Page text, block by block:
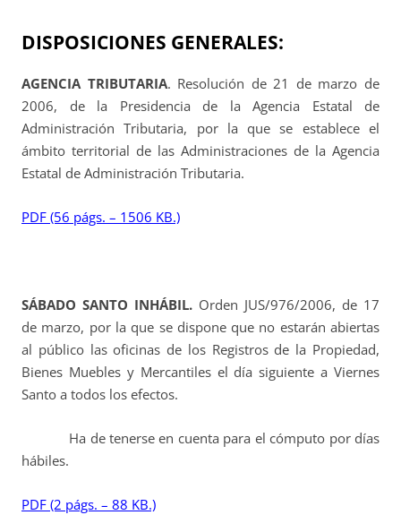
DISPOSICIONES GENERALES:
AGENCIA TRIBUTARIA. Resolución de 21 de marzo de
2006, de la Presidencia de la Agencia Estatal de
Administración Tributaria, por la que se establece el
ámbito territorial de las Administraciones de la Agencia
Estatal de Administración Tributaria.
PDF (56 págs. – 1506 KB.)
SÁBADO SANTO INHÁBIL. Orden JUS/976/2006, de 17
de marzo, por la que se dispone que no estarán abiertas
al público las oficinas de los Registros de la Propiedad,
Bienes Muebles y Mercantiles el día siguiente a Viernes
Santo a todos los efectos.
Ha de tenerse en cuenta para el cómputo por días
hábiles.
PDF (2 págs. – 88 KB.)